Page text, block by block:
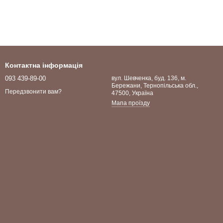
Контактна інформація
093 439-89-00
Передзвонити вам?
вул. Шевченка, буд. 136, м.
Бережани, Тернопільська обл.,
47500, Україна
Мапа проїзду